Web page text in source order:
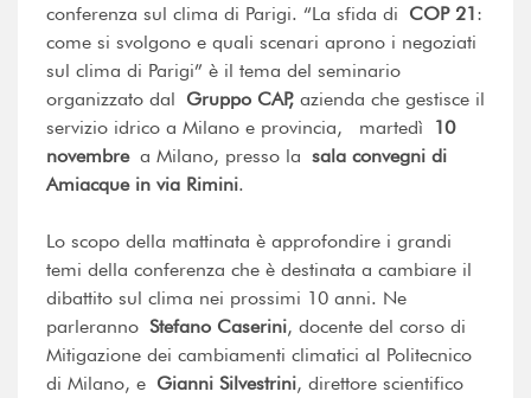
conferenza sul clima di Parigi. “La sfida di COP 21:
come si svolgono e quali scenari aprono i negoziati
sul clima di Parigi” è il tema del seminario
organizzato dal Gruppo CAP, azienda che gestisce il
servizio idrico a Milano e provincia, martedì
10
novembre a Milano, presso la sala convegni di
Amiacque in via Rimini.
Lo scopo della mattinata è approfondire i grandi
temi della conferenza che è destinata a cambiare il
dibattito sul clima nei prossimi 10 anni. Ne
parleranno Stefano Caserini, docente del corso di
Mitigazione dei cambiamenti climatici al Politecnico
di Milano, e Gianni Silvestrini, direttore scientifico